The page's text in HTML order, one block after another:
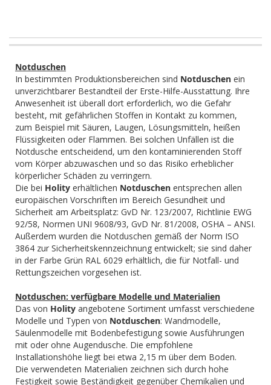
Notduschen
In bestimmten Produktionsbereichen sind Notduschen ein
unverzichtbarer Bestandteil der Erste-Hilfe-Ausstattung. Ihre
Anwesenheit ist überall dort erforderlich, wo die Gefahr
besteht, mit gefährlichen Stoffen in Kontakt zu kommen,
zum Beispiel mit Säuren, Laugen, Lösungsmitteln, heißen
Flüssigkeiten oder Flammen. Bei solchen Unfällen ist die
Notdusche entscheidend, um den kontaminierenden Stoff
vom Körper abzuwaschen und so das Risiko erheblicher
körperlicher Schäden zu verringern.
Die bei Holity erhältlichen Notduschen entsprechen allen
europäischen Vorschriften im Bereich Gesundheit und
Sicherheit am Arbeitsplatz: GvD Nr. 123/2007, Richtlinie EWG
92/58, Normen UNI 9608/93, GvD Nr. 81/2008, OSHA – ANSI.
Außerdem wurden die Notduschen gemäß der Norm ISO
3864 zur Sicherheitskennzeichnung entwickelt; sie sind daher
in der Farbe Grün RAL 6029 erhältlich, die für Notfall- und
Rettungszeichen vorgesehen ist.
Notduschen: verfügbare Modelle und Materialien
Das von Holity angebotene Sortiment umfasst verschiedene
Modelle und Typen von Notduschen: Wandmodelle,
Säulenmodelle mit Bodenbefestigung sowie Ausführungen
mit oder ohne Augendusche. Die empfohlene
Installationshöhe liegt bei etwa 2,15 m über dem Boden.
Die verwendeten Materialien zeichnen sich durch hohe
Festigkeit sowie Beständigkeit gegenüber Chemikalien und